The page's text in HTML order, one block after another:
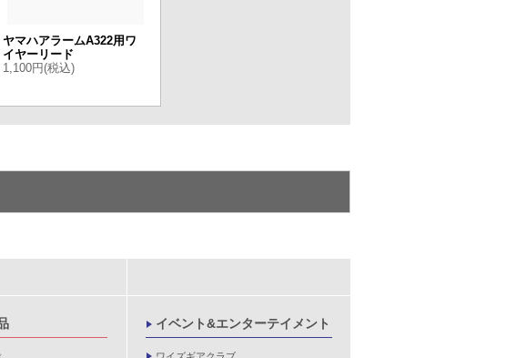
ヤマハアラームA322用ワ
イヤーリード
1,100円(税込)
イベント&エンターテイメント